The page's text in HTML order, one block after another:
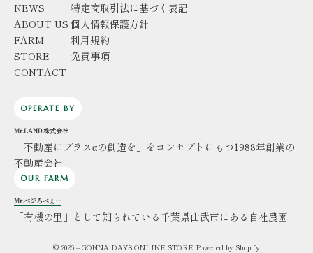
NEWS
ABOUT US
FARM
STORE
CONTACT
特定商取引法に基づく表記
個人情報保護方針
利用規約
免責事項
OPERATE BY
Mr.LAND 株式会社
「不動産にプラスαの創造を」をコンセプトにもつ1988年創業の
不動産会社
OUR FARM
Mr.ベジろべぇー
「有機の里」として知られている千葉県山武市にある自社農園
© 2026 – GONNA DAYS ONLINE STORE Powered by Shopify